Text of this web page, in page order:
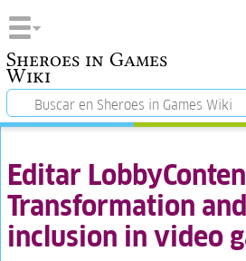
Sheroes in Games
Wiki
Editar
Transformation
inclusion in video